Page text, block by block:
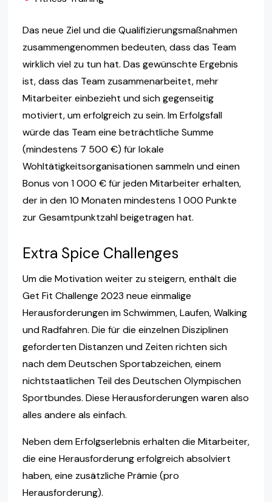
Das neue Ziel und die Qualifizierungsmaßnahmen
zusammengenommen bedeuten, dass das Team
wirklich viel zu tun hat. Das gewünschte Ergebnis
ist, dass das Team zusammenarbeitet, mehr
Mitarbeiter einbezieht und sich gegenseitig
motiviert, um erfolgreich zu sein. Im Erfolgsfall
würde das Team eine beträchtliche Summe
(mindestens 7 500 €) für lokale
Wohltätigkeitsorganisationen sammeln und einen
Bonus von 1 000 € für jeden Mitarbeiter erhalten,
der in den 10 Monaten mindestens 1 000 Punkte
zur Gesamtpunktzahl beigetragen hat.
Extra Spice Challenges
Um die Motivation weiter zu steigern, enthält die
Get Fit Challenge 2023 neue einmalige
Herausforderungen im Schwimmen, Laufen, Walking
und Radfahren. Die für die einzelnen Disziplinen
geforderten Distanzen und Zeiten richten sich
nach dem Deutschen Sportabzeichen, einem
nichtstaatlichen Teil des Deutschen Olympischen
Sportbundes. Diese Herausforderungen waren also
alles andere als einfach.
Neben dem Erfolgserlebnis erhalten die Mitarbeiter,
die eine Herausforderung erfolgreich absolviert
haben, eine zusätzliche Prämie (pro
Herausforderung).